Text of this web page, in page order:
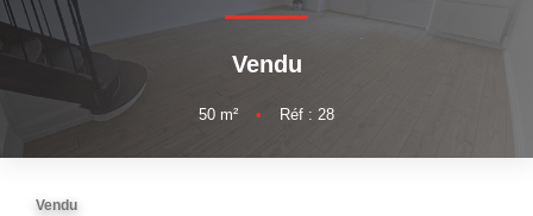
NOTRE AGENCE
Qui Sommes-Nous
Notre Équipe
Vendu
50 m² • Réf : 28
Vendu